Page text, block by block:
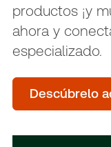
productos ¡y
ahora y
especializado.
Descúbrelo